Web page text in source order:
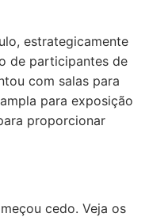
estrategicamente
de participantes de
com salas para
para exposição
proporcionar
cedo. Veja os